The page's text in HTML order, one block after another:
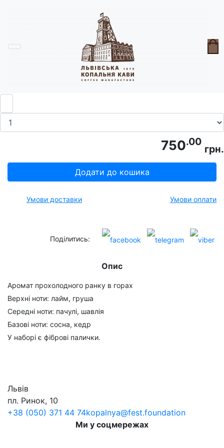
Аромадифузор Світанок У Горах
750.00
грн.
Додати до кошика
Умови доставки Умови оплати
Поділитись:
Опис
Аромат прохолодного ранку в горах
Верхні ноти: лайм, груша
Середні ноти: пачулі, шавлія
Базові ноти: сосна, кедр
У наборі є фіброві палички.
Львів
пл. Ринок, 10
+38 (050) 371 44 74kopalnya@fest.foundation
Ми у соцмережах